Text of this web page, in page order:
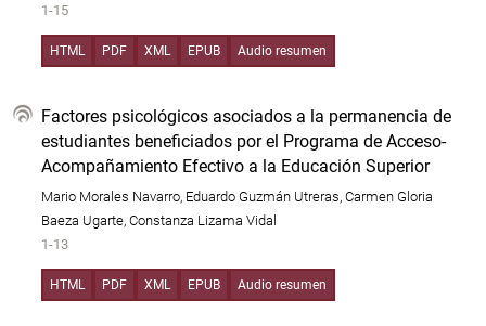
1-15
HTML PDF XML EPUB Audio resumen
Factores psicológicos asociados a la permanencia de
estudiantes beneficiados por el Programa de Acceso-
Acompañamiento Efectivo a la Educación Superior
Mario Morales Navarro, Eduardo Guzmán Utreras, Carmen Gloria
Baeza Ugarte, Constanza Lizama Vidal
1-13
HTML PDF XML EPUB Audio resumen